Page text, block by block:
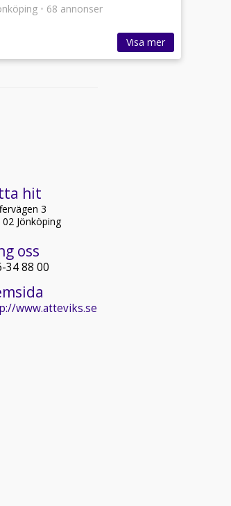
• 68 annonser
Visa mer
hit
3
02 Jönköping
oss
34 88 00
www.atteviks.se